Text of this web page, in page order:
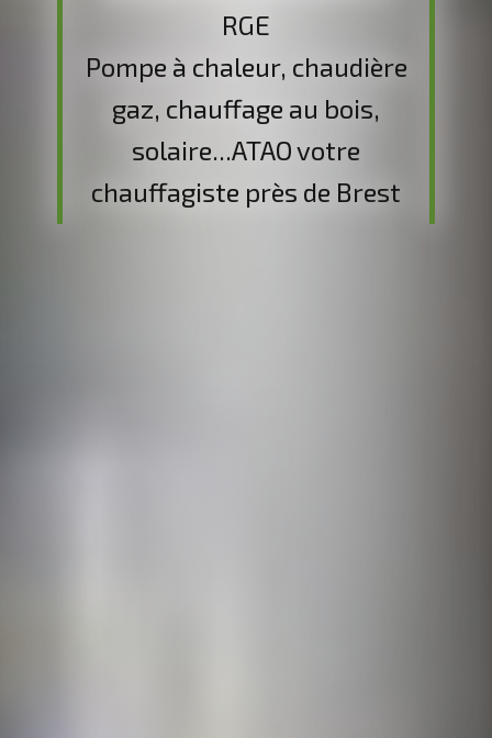
RGE
Pompe à chaleur, chaudière
gaz, chauffage au bois,
solaire...ATAO votre
chauffagiste près de Brest